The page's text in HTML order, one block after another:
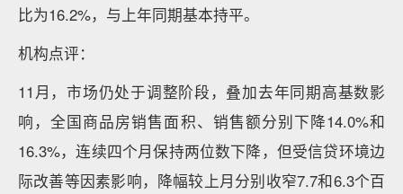
比为16.2%，与上年同期基本持平。
机构点评：
11月，市场仍处于调整阶段，叠加去年同期高基数影
响，全国商品房销售面积、销售额分别下降14.0%和
16.3%，连续四个月保持两位数下降，但受信贷环境边
际改善等因素影响，降幅较上月分别收窄7.7和6.3个百